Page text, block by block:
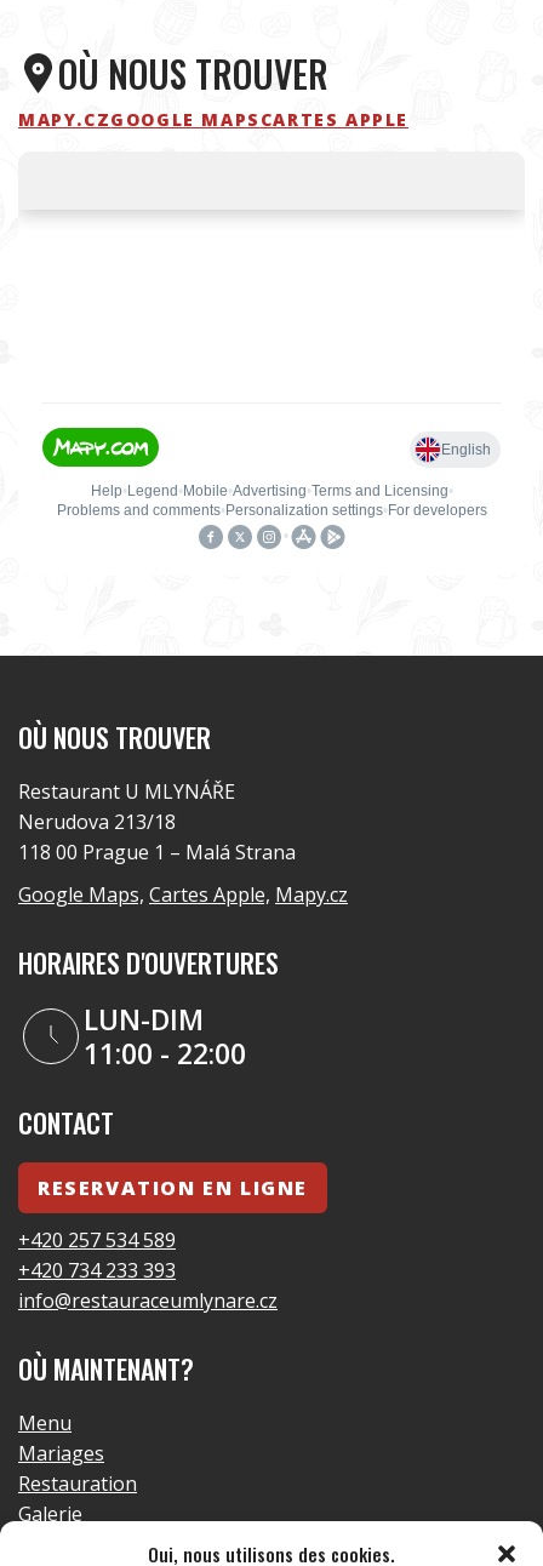
Oui, nous utilisons des cookies.
OÙ NOUS TROUVER
MAPY.CZGOOGLE MAPS CARTES APPLE
OÙ NOUS TROUVER
Restaurant U MLYNÁŘE
Nerudova 213/18
118 00 Prague 1 – Malá Strana
Google Maps, Cartes Apple, Mapy.cz
HORAIRES D'OUVERTURES
LUN-DIM
11:00 - 22:00
CONTACT
RESERVATION EN LIGNE
+420 257 534 589
+420 734 233 393
info@restauraceumlynare.cz
OÙ MAINTENANT?
Menu
Mariages
Restauration
Galerie